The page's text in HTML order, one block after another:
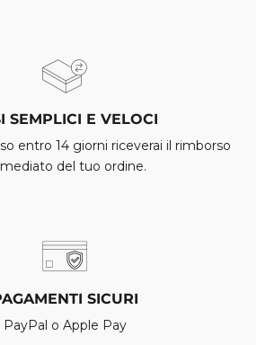
SEMPLICI E VELOCI
entro 14 giorni riceverai il rimborso
del tuo ordine.
SICURI
PayPal o Apple Pay